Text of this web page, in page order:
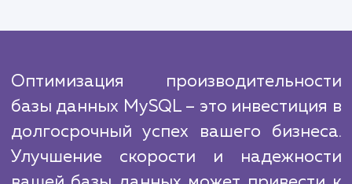
алгоритмам. Мы ориентируемся на
управления базами данных, чтобы
высокое качество наших услуг.
Наши конкуренты могут предложить
услуги, но наш подход отличается